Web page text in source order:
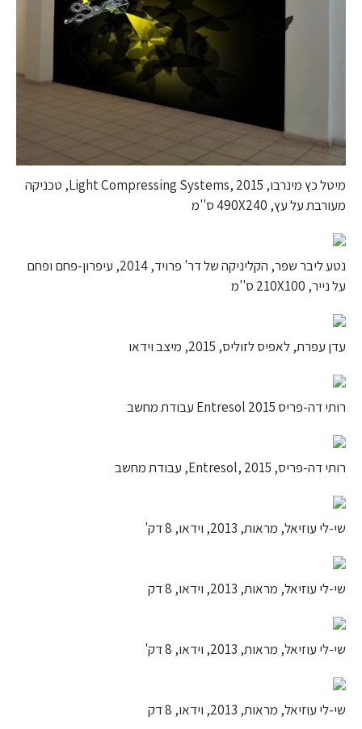
מיטל כץ מינרבו, Light Compressing Systems, 2015, טכניקה
מעורבת על עץ, 490X240 ס''מ
נטע ליבר שפר, הקליניקה של דר' פרויד, 2014, עיפרון-פחם ופחם
על נייר, 210X100 ס''מ
עדן עפרת, לאפיס לזוליס, 2015, מיצב וידאו
רותי דה-פריס Entresol 2015 עבודת מחשב
רותי דה-פריס, Entresol, 2015, עבודת מחשב
שי-לי עוזיאל, מראות, 2013, וידאו, 8 דק'
שי-לי עוזיאל, מראות, 2013, וידאו, 8 דק
שי-לי עוזיאל, מראות, 2013, וידאו, 8 דק'
שי-לי עוזיאל, מראות, 2013, וידאו, 8 דק